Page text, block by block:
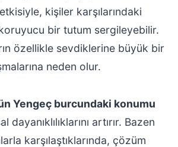
kişiler karşılarındaki
bir tutum sergileyebilir.
özellikle sevdiklerine büyük bir
neden olur.
Yengeç burcundaki konumu
artırır. Bazen
karşılaştıklarında, çözüm